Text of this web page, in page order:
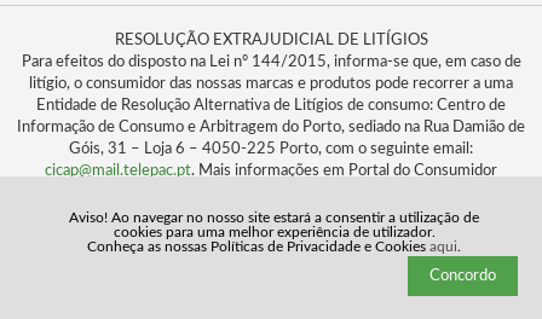
RESOLUÇÃO EXTRAJUDICIAL DE LITÍGIOS
Para efeitos do disposto na Lei nº 144/2015, informa-se que, em caso de
litígio, o consumidor das nossas marcas e produtos pode recorrer a uma
Entidade de Resolução Alternativa de Litígios de consumo: Centro de
Informação de Consumo e Arbitragem do Porto, sediado na Rua Damião de
Góis, 31 – Loja 6 – 4050-225 Porto, com o seguinte email:
cicap@mail.telepac.pt. Mais informações em Portal do Consumidor
Aviso! Ao navegar no nosso site estará a consentir a utilização de
cookies para uma melhor experiência de utilizador.
Conheça as nossas Políticas de Privacidade e Cookies aqui
Concordo